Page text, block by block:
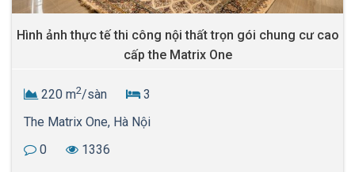
Hình ảnh thực tế thi công nội thất trọn gói chung cư cao
cấp the Matrix One
220 m2/sàn
3
The Matrix One, Hà Nội
0
1336